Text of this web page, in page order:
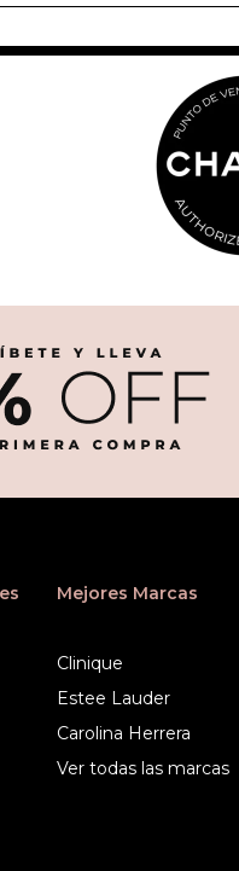
Mejores Marcas
Clinique
Estee Lauder
Carolina Herrera
Ver todas las marcas